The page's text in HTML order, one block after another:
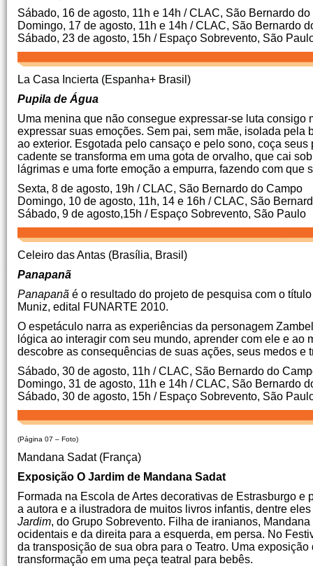
Sábado, 16 de agosto, 11h e 14h / CLAC, São Bernardo
Domingo, 17 de agosto, 11h e 14h / CLAC, São Bernardo
Sábado, 23 de agosto, 15h / Espaço Sobrevento, São
La Casa Incierta (Espanha+ Brasil)
Pupila de Água
Uma menina que não consegue expressar-se luta
expressar suas emoções. Sem pai, sem mãe, isolada
ao exterior. Esgotada pelo cansaço e pelo sono, coça
cadente se transforma em uma gota de orvalho, que cai
lágrimas e uma forte emoção a empurra, fazendo com
Sexta, 8 de agosto, 19h / CLAC, São Bernardo do Campo
Domingo, 10 de agosto, 11h, 14 e 16h / CLAC, São
Sábado, 9 de agosto,15h / Espaço Sobrevento, São Paulo
Celeiro das Antas (Brasília, Brasil)
Panapanã
Panapanã é o resultado do projeto de pesquisa com o
Muniz, edital FUNARTE 2010.
O espetáculo narra as experiências da personagem
lógica ao interagir com seu mundo, aprender com ele e
descobre as consequências de suas ações, seus medos e
Sábado, 30 de agosto, 11h / CLAC, São Bernardo do
Domingo, 31 de agosto, 11h e 14h / CLAC, São Bernardo
Sábado, 30 de agosto, 15h / Espaço Sobrevento, São
(Página 07 – Foto)
Mandana Sadat (França)
Exposição O Jardim de Mandana Sadat
Formada na Escola de Artes decorativas de Estrasburgo
a autora e a ilustradora de muitos livros infantis, dentre eles
Jardim, do Grupo Sobrevento. Filha de iranianos,
ocidentais e da direita para a esquerda, em persa. No
da transposição de sua obra para o Teatro. Uma
transformação em uma peça teatral para bebês.